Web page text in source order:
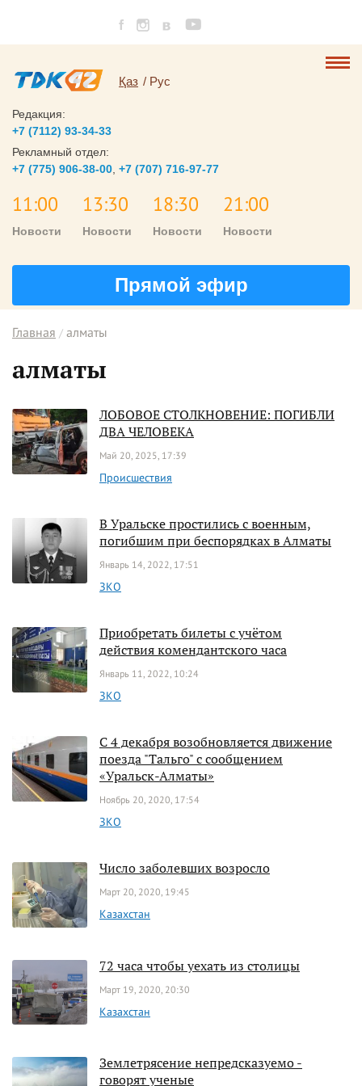
Қаз Рус
Редакция:
+7 (7112) 93-34-33
Рекламный отдел:
+7 (775) 906-38-00 +7 (707) 716-97-77
11:00
Новости
13:30
Новости
18:30
Новости
21:00
Новости
Прямой эфир
Главная алматы
алматы
ЛОБОВОЕ СТОЛКНОВЕНИЕ: ПОГИБЛИ
ДВА ЧЕЛОВЕКА
Май 20, 2025, 17:39
Происшествия
В Уральске простились с военным,
погибшим при беспорядках в Алматы
Январь 14, 2022, 17:51
ЗКО
Приобретать билеты с учётом
действия комендантского часа
Январь 11, 2022, 10:24
ЗКО
С 4 декабря возобновляется движение
поезда "Тальго" с сообщением
«Уральск-Алматы»
Ноябрь 20, 2020, 17:54
ЗКО
Число заболевших возросло
Март 20, 2020, 19:45
Казахстан
72 часа чтобы уехать из столицы
Март 19, 2020, 20:30
Казахстан
Землетрясение непредсказуемо -
говорят ученые